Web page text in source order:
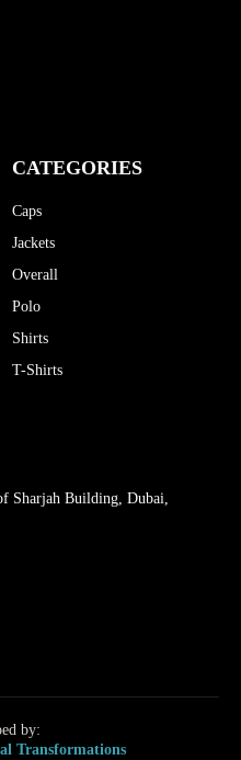
CATEGORIES
Caps
Jackets
Overall
Polo
Shirts
T-Shirts
Sharjah Building, Dubai,
by:
Transformations